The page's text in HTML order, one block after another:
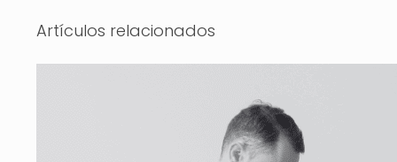
Artículos relacionados